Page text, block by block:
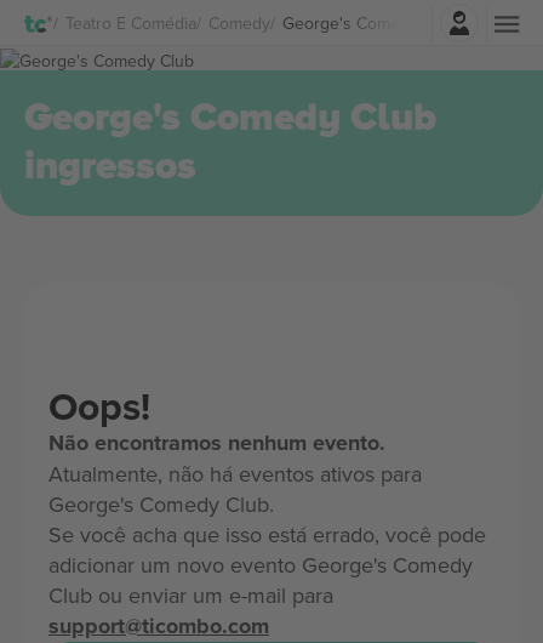
Teatro E Comédia Comedy George's Comedy Club Ingressos
Entrar
George's Comedy Club
ingressos
Oops!
Não encontramos nenhum evento.
Atualmente, não há eventos ativos para
George's Comedy Club.
Se você acha que isso está errado, você pode
adicionar um novo evento George's Comedy
Club ou enviar um e-mail para
support@ticombo.com